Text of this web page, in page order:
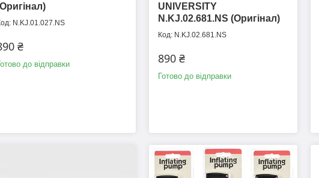
N.KJ.01.027.NS
₴
до відправки
UNIVERSITY
N.KJ.02.681.NS (Оригінал)
N.KJ.02.681.NS
890 ₴
Готово до відправки